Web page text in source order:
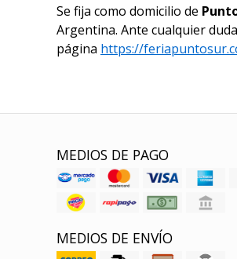
Se fija como domicilio de
Argentina. Ante cualquier
página https://
MEDIOS DE PAGO
MEDIOS DE ENVÍO